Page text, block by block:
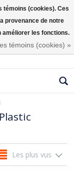
Les plus vus
témoins (cookies). Ces
provenance de notre
améliorer les fonctions.
témoins (cookies) »